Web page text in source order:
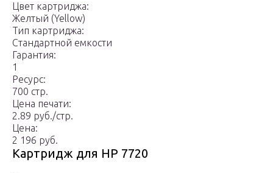
Цвет картриджа:
Желтый (Yellow)
Тип картриджа:
Стандартной емкости
Гарантия:
1
Ресурс:
700 стр.
Цена печати:
2.89 руб./стр.
Цена:
2 196 руб.
Картридж для HP 7720